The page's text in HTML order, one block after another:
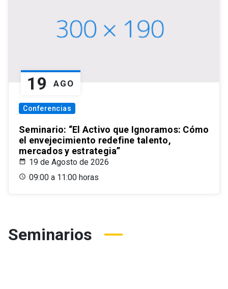
19 AGO
Conferencias
Seminario: “El Activo que Ignoramos: Cómo
el envejecimiento redefine talento,
mercados y estrategia”
19 de Agosto de 2026
09:00 a 11:00 horas
Seminarios